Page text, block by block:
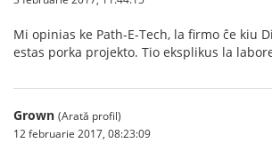
Mi opinias ke Path-E-Tech, la firmo ĉe kiu
estas porka projekto. Tio eksplikus la
Grown (Arată profil)
12 februarie 2017, 08:23:09